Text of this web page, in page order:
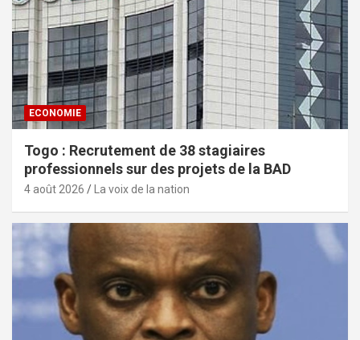
ECONOMIE
Togo : Recrutement de 38 stagiaires
professionnels sur des projets de la BAD
4 août 2026 La voix de la nation